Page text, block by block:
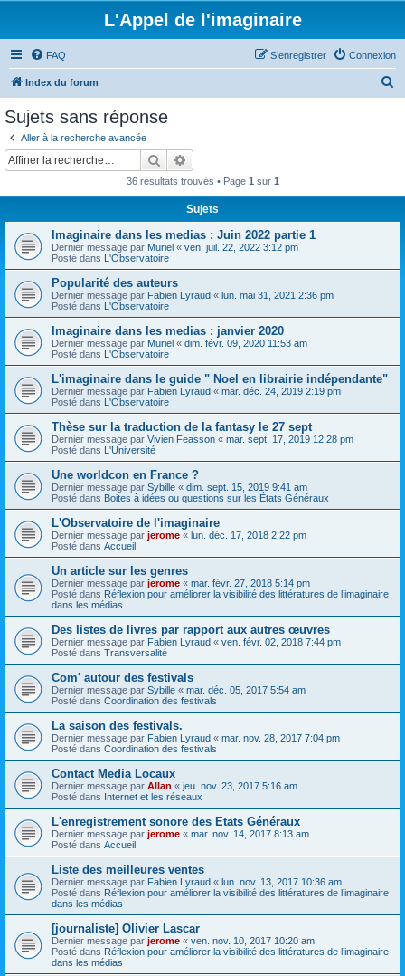
L'Appel de l'imaginaire
FAQ Connexion
S’enregistrer
Index du forum
Sujets sans réponse
Aller à la recherche avancée
Rechercher
36 résultats trouvés • Page 1 sur 1
Sujets
Imaginaire dans les medias : Juin 2022 partie 1
Dernier message par Muriel « ven. juil. 22, 2022 3:12 pm
Posté dans L'Observatoire
Popularité des auteurs
Dernier message par Fabien Lyraud « lun. mai 31, 2021 2:36 pm
Posté dans L'Observatoire
Imaginaire dans les medias : janvier 2020
Dernier message par Muriel « dim. févr. 09, 2020 11:53 am
Posté dans L'Observatoire
L'imaginaire dans le guide " Noel en librairie indépendante"
Dernier message par Fabien Lyraud « mar. déc. 24, 2019 2:19 pm
Posté dans L'Observatoire
Thèse sur la traduction de la fantasy le 27 sept
Dernier message par Vivien Feasson « mar. sept. 17, 2019 12:28 pm
Posté dans L'Université
Une worldcon en France ?
Dernier message par Sybille « dim. sept. 15, 2019 9:41 am
Posté dans Boites à idées ou questions sur les États Généraux
L'Observatoire de l'imaginaire
Dernier message par jerome « lun. déc. 17, 2018 2:22 pm
Posté dans Accueil
Un article sur les genres
Dernier message par jerome « mar. févr. 27, 2018 5:14 pm
Posté dans Réflexion pour améliorer la visibilité des littératures de l’imaginaire
dans les médias
Des listes de livres par rapport aux autres œuvres
Dernier message par Fabien Lyraud « ven. févr. 02, 2018 7:44 pm
Posté dans Transversalité
Com' autour des festivals
Dernier message par Sybille « mar. déc. 05, 2017 5:54 am
Posté dans Coordination des festivals
La saison des festivals.
Dernier message par Fabien Lyraud « mar. nov. 28, 2017 7:04 pm
Posté dans Coordination des festivals
Contact Media Locaux
Dernier message par Allan « jeu. nov. 23, 2017 5:16 am
Posté dans Internet et les réseaux
L'enregistrement sonore des Etats Généraux
Dernier message par jerome « mar. nov. 14, 2017 8:13 am
Posté dans Accueil
Liste des meilleures ventes
Dernier message par Fabien Lyraud « lun. nov. 13, 2017 10:36 am
Posté dans Réflexion pour améliorer la visibilité des littératures de l’imaginaire
dans les médias
[journaliste] Olivier Lascar
Dernier message par jerome « ven. nov. 10, 2017 10:20 am
Posté dans Réflexion pour améliorer la visibilité des littératures de l’imaginaire
dans les médias